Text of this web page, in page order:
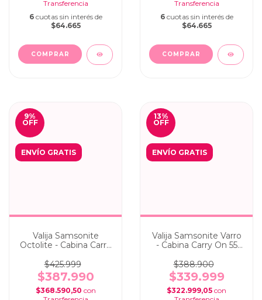
6 cuotas sin interés de
$64.665
6 cuotas sin interés de
$64.665
9%
OFF
ENVÍO GRATIS
Valija Samsonite
Octolite - Cabina Carry
$425.999
$387.990
$368.590,50 con
13%
OFF
ENVÍO GRATIS
Valija Samsonite Varro
- Cabina Carry On 55
$388.900
$339.999
$322.999,05 con